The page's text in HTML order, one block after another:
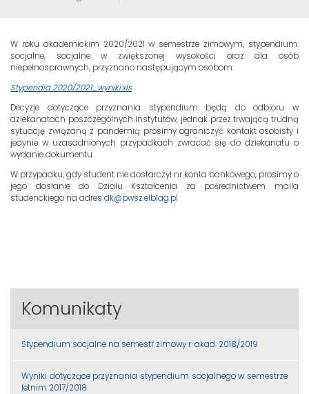
W roku akademickim 2020/2021 w semestrze zimowym, stypendium:
socjalne, socjalne w zwiększonej wysokości oraz dla osób
niepełnosprawnych, przyznano następującym osobom:
Stypendia 2020/2021_wyniki.xls
Decyzje dotyczące przyznania stypendium będą do odbioru w
dziekanatach poszczególnych Instytutów, jednak przez trwającą trudną
sytuację związaną z pandemią prosimy ograniczyć kontakt osobisty i
jedynie w uzasadnionych przypadkach zwracać się do dziekanatu o
wydanie dokumentu.
W przypadku, gdy student nie dostarczył nr konta bankowego, prosimy o
jego dosłanie do Działu Kształcenia za pośrednictwem maila
studenckiego na adres dk@pwsz.elblag.pl
Komunikaty
Stypendium socjalne na semestr zimowy r. akad. 2018/2019
Wyniki dotyczące przyznania stypendium socjalnego w semestrze
letnim 2017/2018